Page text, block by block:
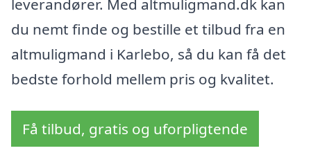
leverandører. Med altmuligmand.dk kan
du nemt finde og bestille et tilbud fra en
altmuligmand i Karlebo, så du kan få det
bedste forhold mellem pris og kvalitet.
Få tilbud, gratis og uforpligtende